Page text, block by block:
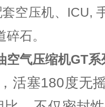
空压机、ICU,
石。
空气压缩机GT系
活塞180度无